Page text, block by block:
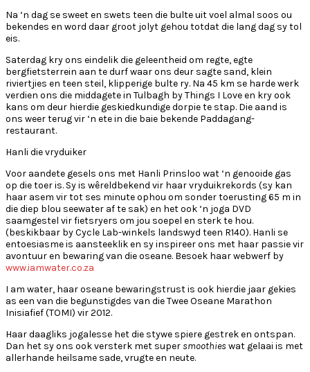
Na ‘n dag se sweet en swets teen die bulte uit voel almal soos ou
bekendes en word daar groot jolyt gehou totdat die lang dag sy tol
eis.
Saterdag kry ons eindelik die geleentheid om regte, egte
bergfietsterrein aan te durf waar ons deur sagte sand, klein
riviertjies en teen steil, klipperige bulte ry. Na 45 km se harde werk
verdien ons die middagete in Tulbagh by Things I Love en kry ook
kans om deur hierdie geskiedkundige dorpie te stap. Die aand is
ons weer terug vir ‘n ete in die baie bekende Paddagang-
restaurant.
Hanli die vryduiker
Voor aandete gesels ons met Hanli Prinsloo wat ‘n genooide gas
op die toer is. Sy is wêreldbekend vir haar vryduikrekords (sy kan
haar asem vir tot ses minute ophou om sonder toerusting 65 m in
die diep blou seewater af te sak) en het ook ‘n joga DVD
saamgestel vir fietsryers om jou soepel en sterk te hou.
(beskikbaar by Cycle Lab-winkels landswyd teen R140). Hanli se
entoesiasme is aansteeklik en sy inspireer ons met haar passie vir
avontuur en bewaring van die oseane. Besoek haar webwerf by
www.iamwater.co.za
I am water, haar oseane bewaringstrust is ook hierdie jaar gekies
as een van die begunstigdes van die Twee Oseane Marathon
Inisiafief (TOMI) vir 2012.
Haar daagliks jogalesse het die stywe spiere gestrek en ontspan.
Dan het sy ons ook versterk met super smoothies wat gelaai is met
allerhande heilsame sade, vrugte en neute.